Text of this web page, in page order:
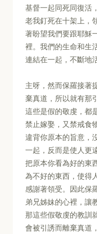
基督一起同死同復活
老我釘死在十架上，
著盼望我們要跟耶穌
裡。我們的生命和生
連結在一起，不斷地
主呀，然而保羅接著
棄真道，所以就有那
這些是假的敬虔，都
禁止嫁娶，又禁戒食
違背你原本的旨意，
一起，反而是使人更
把原本你看為好的東
為不好的東西，使得
感謝著領受。因此保
弟兄姊妹的心裡，讓
那這些假敬虔的教訓
會被引誘而離棄真道